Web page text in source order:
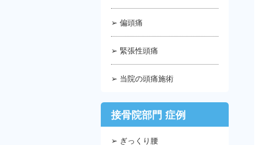
➢ 偏頭痛
➢ 緊張性頭痛
➢ 当院の頭痛施術
接骨院部門 症例
➢ ぎっくり腰